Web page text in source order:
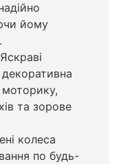
йому
Яскраві
моторику,
та зорове
колеса
по будь-